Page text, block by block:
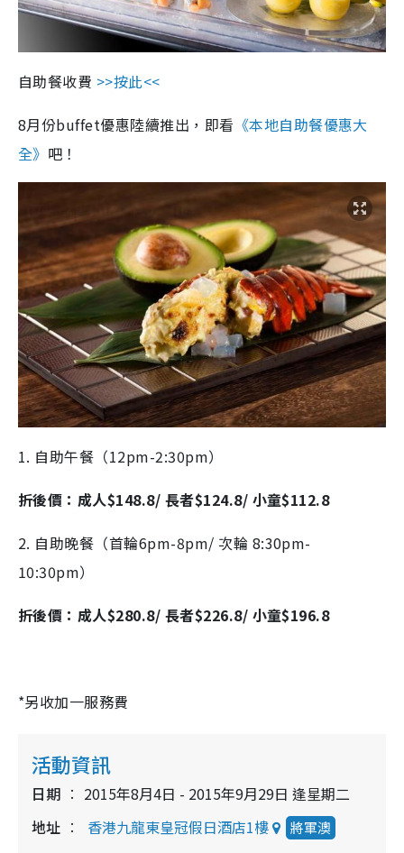
自助餐收費 >>按此<<
8月份buffet優惠陸續推出，即看 《本地自助餐優惠大
全》 吧！
1. 自助午餐（12pm-2:30pm）
折後價：成人$148.8/ 長者$124.8/ 小童$112.8
2. 自助晚餐（首輪6pm-8pm/ 次輪 8:30pm-
10:30pm）
折後價：成人$280.8/ 長者$226.8/ 小童$196.8
*另收加一服務費
活動資訊
日期
2015年8月4日 - 2015年9月29日 逢星期二
地址
香港九龍東皇冠假日酒店1樓 將軍澳